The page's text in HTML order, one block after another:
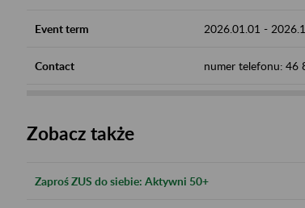
Event term 2026.01.01 -
Contact numer telefonu: 46
Zobacz także
Zaproś ZUS do siebie: Aktywni 50+